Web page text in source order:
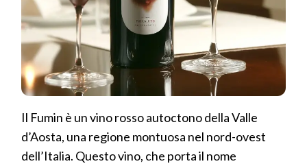
Il Fumin è un vino rosso autoctono della Valle
d’Aosta, una regione montuosa nel nord-ovest
dell’Italia. Questo vino, che porta il nome